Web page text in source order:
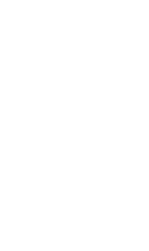
究竟將膽固
響。至於其
證據，表示